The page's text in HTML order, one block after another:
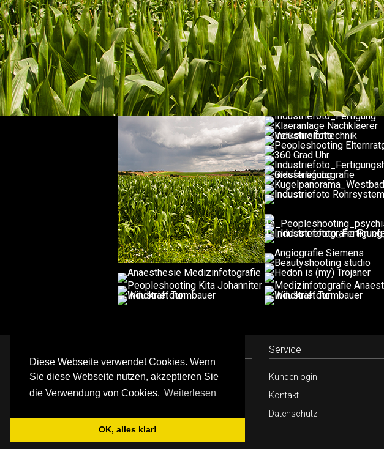
Diese Webseite verwendet Cookies. Wenn
Sie diese Webseite nutzen, akzeptieren Sie
die Verwendung von Cookies. Weiterlesen
OK, alles klar!
Meyer - Fotodesign
Steinstrasse 21
Service
Kundenlogin
Kontakt
Datenschutz